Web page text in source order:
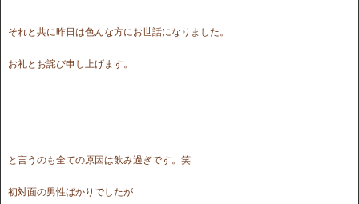
それと共に昨日は色んな方にお世話になりました。
お礼とお詫び申し上げます。
と言うのも全ての原因は飲み過ぎです。笑
初対面の男性ばかりでしたが